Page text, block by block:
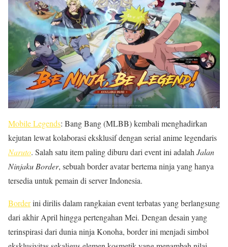
Mobile Legends: Bang Bang (MLBB) kembali menghadirkan
kejutan lewat kolaborasi eksklusif dengan serial anime legendaris
Naruto. Salah satu item paling diburu dari event ini adalah Jalan
Ninjaku Border, sebuah border avatar bertema ninja yang hanya
tersedia untuk pemain di server Indonesia.
Borderini dirilis dalam rangkaian event terbatas yang berlangsung
dari akhir April hingga pertengahan Mei. Dengan desain yang
terinspirasi dari dunia ninja Konoha, border ini menjadi simbol